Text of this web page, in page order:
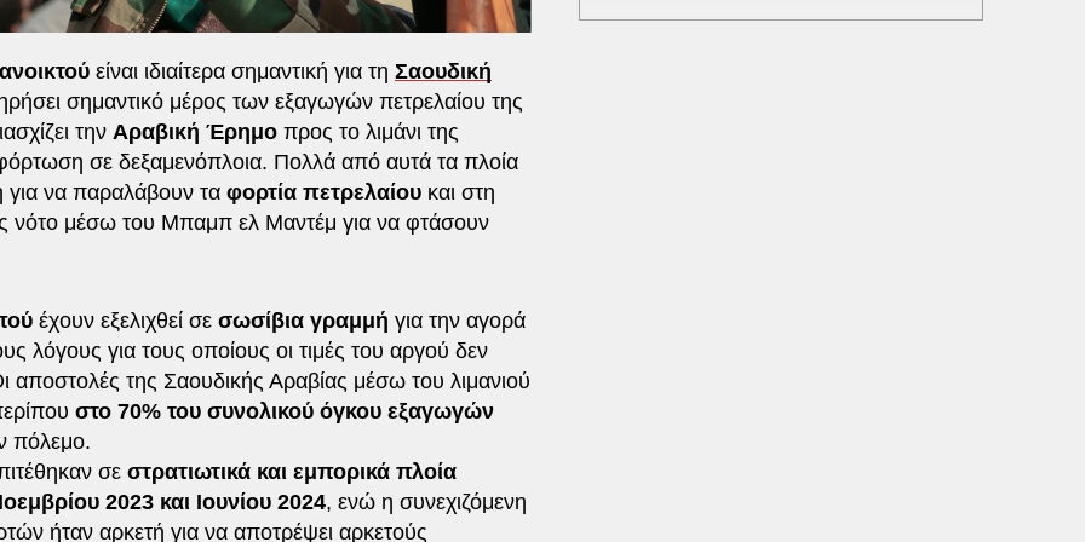
είναι ιδιαίτερα σημαντική για τη Σαουδική
σημαντικό μέρος των εξαγωγών πετρελαίου της
την Αραβική Έρημο προς το λιμάνι της
σε δεξαμενόπλοια. Πολλά από αυτά τα πλοία
για να παραλάβουν τα φορτία πετρελαίου και στη
νότο μέσω του Μπαμπ ελ Μαντέμ για να φτάσουν
έχουν εξελιχθεί σε σωσίβια γραμμή για την αγορά
λόγους για τους οποίους οι τιμές του αργού δεν
αποστολές της Σαουδικής Αραβίας μέσω του λιμανιού
στο 70% του συνολικού όγκου εξαγωγών
πόλεμο.
σε στρατιωτικά και εμπορικά πλοία
2023 και Ιουνίου 2024, ενώ η συνεχιζόμενη
ήταν αρκετή για να αποτρέψει αρκετούς